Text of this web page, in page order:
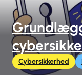
Cybersikkerhed